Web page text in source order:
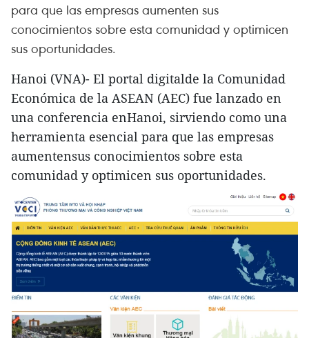
para que las empresas aumenten sus
conocimientos sobre esta comunidad y optimicen
sus oportunidades.
Hanoi (VNA)- El portal digitalde la Comunidad
Económica de la ASEAN (AEC) fue lanzado en
una conferencia enHanoi, sirviendo como una
herramienta esencial para que las empresas
aumentensus conocimientos sobre esta
comunidad y optimicen sus oportunidades.